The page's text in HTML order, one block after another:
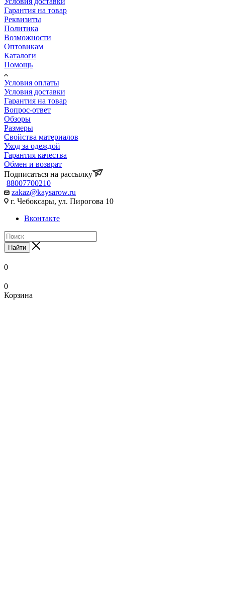
Гарантия на товар
Реквизиты
Политика
Возможности
Оптовикам
Каталоги
Помощь
Условия оплаты
Условия доставки
Гарантия на товар
Вопрос-ответ
Обзоры
Размеры
Свойства материалов
Уход за одеждой
Гарантия качества
Обмен и возврат
Подписаться на рассылку
88007700210
zakaz@kaysarow.ru
г. Чебоксары, ул. Пирогова 10
Вконтакте
Найти
0
0
Корзина